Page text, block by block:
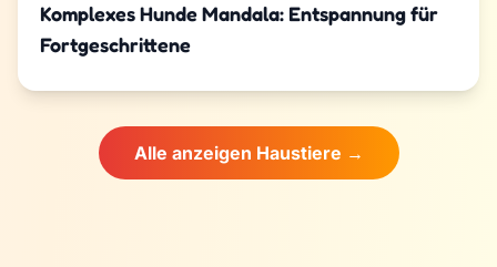
Komplexes Hunde Mandala: Entspannung für
Fortgeschrittene
Alle anzeigen Haustiere →